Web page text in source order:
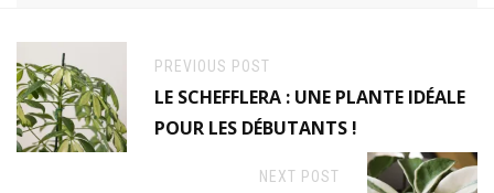
PREVIOUS POST
LE SCHEFFLERA : UNE PLANTE IDÉALE
POUR LES DÉBUTANTS !
NEXT POST